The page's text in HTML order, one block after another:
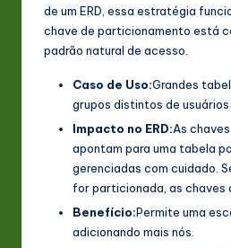
de um ERD, essa estratégia
chave de particionamento está
padrão natural de acesso.
Caso de Uso:Grandes
grupos distintos de usuários
Impacto no ERD:As
apontam para uma tabela
gerenciadas com cuidado.
for particionada, as chaves
Benefício:Permite uma
adicionando mais nós.